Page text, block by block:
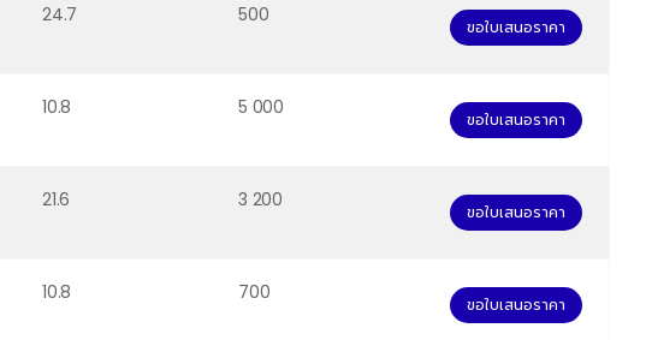
24.7 500
ขอใบเสนอราคา
10.8 5 000
ขอใบเสนอราคา
21.6 3 200
ขอใบเสนอราคา
10.8 700
ขอใบเสนอราคา